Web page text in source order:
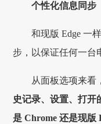
个性化信息同步
和现版 Edge 一
步，以保证任何一台
从面板选项来看，
史记录、设置、打开
是 Chrome 还是现版